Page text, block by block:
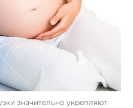
значительно укрепляют